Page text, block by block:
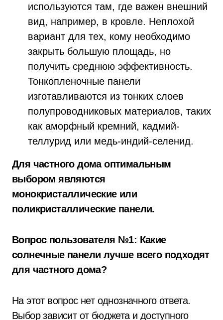
используются там, где важен внешний
вид, например, в кровле. Неплохой
вариант для тех, кому необходимо
закрыть большую площадь, но
получить среднюю эффективность.
Тонкопленочные панели
изготавливаются из тонких слоев
полупроводниковых материалов, таких
как аморфный кремний, кадмий-
теллурид или медь-индий-селенид.
Для частного дома оптимальным
выбором являются
монокристаллические или
поликристаллические панели.
Вопрос пользователя №1: Какие
солнечные панели лучше всего подходят
для частного дома?
На этот вопрос нет однозначного ответа.
Выбор зависит от бюджета и доступного